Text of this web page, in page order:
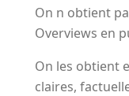
On n obtient
Overviews en
On les obtient
claires,